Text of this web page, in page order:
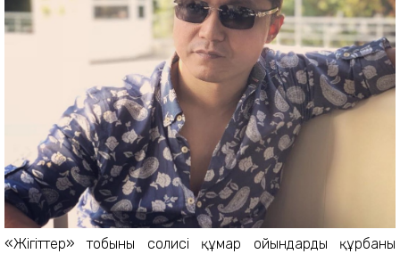
«Жігіттер» тобының солисі құмар ойындардың құрбаны